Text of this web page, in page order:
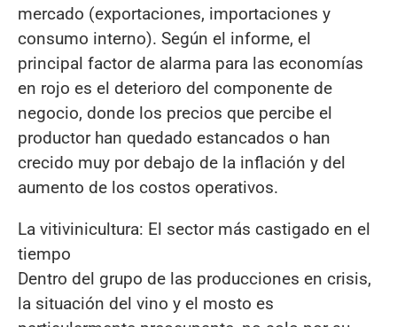
mercado (exportaciones, importaciones y
consumo interno). Según el informe, el
principal factor de alarma para las economías
en rojo es el deterioro del componente de
negocio, donde los precios que percibe el
productor han quedado estancados o han
crecido muy por debajo de la inflación y del
aumento de los costos operativos.
La vitivinicultura: El sector más castigado en el
tiempo
Dentro del grupo de las producciones en crisis,
la situación del vino y el mosto es